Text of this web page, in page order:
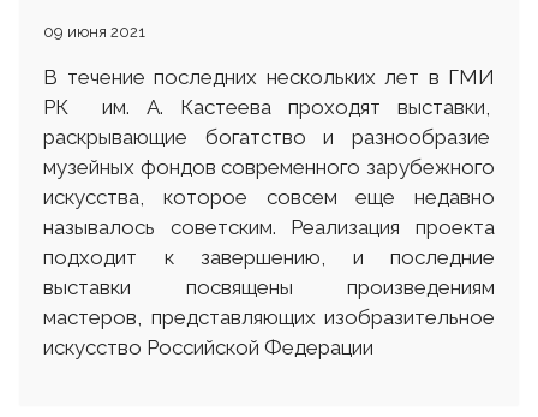
09 июня 2021
В течение последних нескольких лет в ГМИ
РК им. А. Кастеева проходят выставки,
раскрывающие богатство и разнообразие
музейных фондов современного зарубежного
искусства, которое совсем еще недавно
называлось советским. Реализация проекта
подходит к завершению, и последние
выставки посвящены произведениям
мастеров, представляющих изобразительное
искусство Российской Федерации